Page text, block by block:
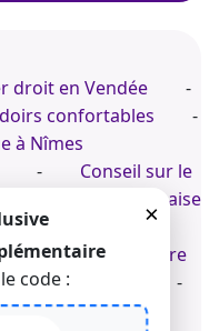
×
code :
droit en Vendée
-
confortables
-
à Nîmes
-
Conseil sur le
Expert de la chaise
intérieur
l'escalier de votre
d'escalier
-
extérieur